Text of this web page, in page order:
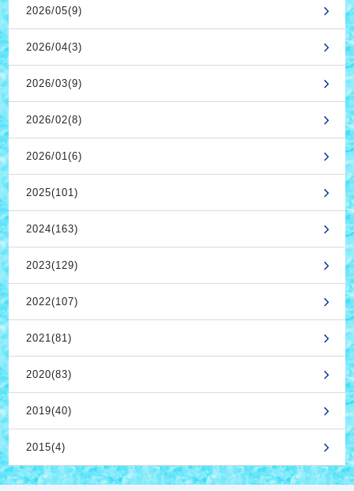
2026/05(9)
2026/04(3)
2026/03(9)
2026/02(8)
2026/01(6)
2025(101)
2024(163)
2023(129)
2022(107)
2021(81)
2020(83)
2019(40)
2015(4)